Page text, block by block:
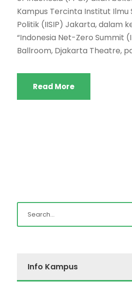
Kampus Tercinta Institut Ilmu
Politik (IISIP) Jakarta, dalam
“Indonesia Net-Zero Summit
Ballroom, Djakarta Theatre,
Read More
Info Kampus